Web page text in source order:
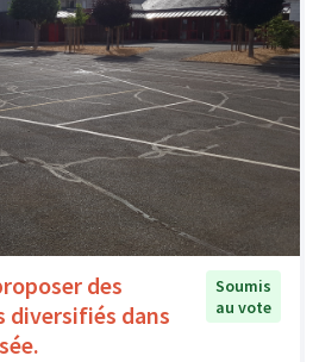
des
diversifiés dans
Soumis
au vote